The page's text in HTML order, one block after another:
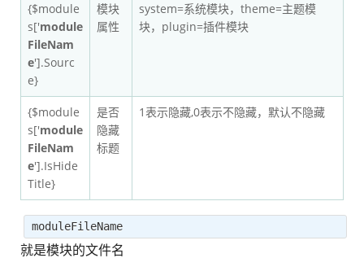
{$module
s['module
FileNam
e'].Sourc
e}
模块
属性
system=系统模块，theme=主题模
块，plugin=插件模块
{$module
s['module
FileNam
e'].IsHide
Title}
是否
隐藏
标题
1表示隐藏,0表示不隐藏，默认不隐藏
moduleFileName
就是模块的文件名